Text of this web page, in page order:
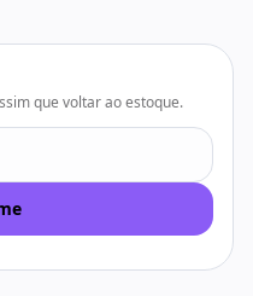
que voltar ao estoque.